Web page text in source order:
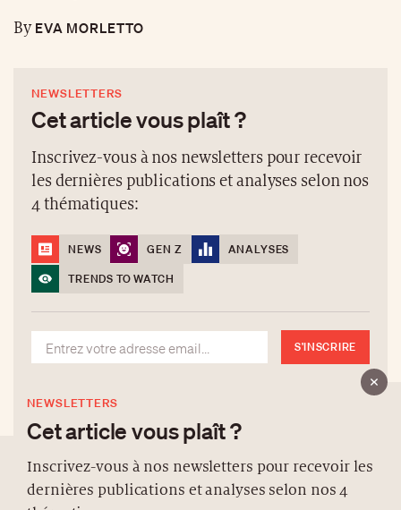
ByEVA MORLETTO
NEWSLETTERS
Cet article vous plaît ?
Inscrivez-vous à nos newsletters pour recevoir
les dernières publications et analyses selon nos
4 thématiques:
NEWS GEN Z
ANALYSES
TRENDS TO WATCH
S'INSCRIRE
NEWSLETTERS
Cet article vous plaît ?
Inscrivez-vous à nos newsletters pour recevoir les
dernières publications et analyses selon nos 4
À PROPOS